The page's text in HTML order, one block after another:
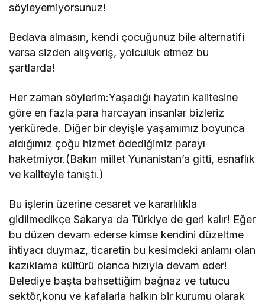
söyleyemiyorsunuz!
Bedava almasın, kendi çocuğunuz bile alternatifi
varsa sizden alışveriş, yolculuk etmez bu
şartlarda!
Her zaman söylerim:Yaşadığı hayatın kalitesine
göre en fazla para harcayan insanlar bizleriz
yerkürede. Diğer bir deyişle yaşamımız boyunca
aldığımız çoğu hizmet ödediğimiz parayı
haketmiyor.(Bakın millet Yunanistan’a gitti, esnaflık
ve kaliteyle tanıştı.)
Bu işlerin üzerine cesaret ve kararlılıkla
gidilmedikçe Sakarya da Türkiye de geri kalır! Eğer
bu düzen devam ederse kimse kendini düzeltme
ihtiyacı duymaz, ticaretin bu kesimdeki anlamı olan
kazıklama kültürü olanca hızıyla devam eder!
Belediye başta bahsettiğim bağnaz ve tutucu
sektör,konu ve kafalarla halkın bir kurumu olarak